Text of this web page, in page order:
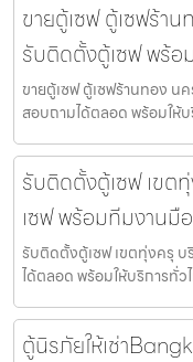
ขายตู้เซฟ ตู้เซฟร้า
รับติดตั้งตู้เซฟ พร้อ
ขายตู้เซฟ ตู้เซฟร้านทอง น
สอบถามได้ตลอด พร้อมให้
รับติดตั้งตู้เซฟ เขต
เซฟ พร้อมทีมงานมื
รับติดตั้งตู้เซฟ เขตทุ่งครุ
ได้ตลอด พร้อมให้บริการทั่
ตู้นิรภัยให้เช่า